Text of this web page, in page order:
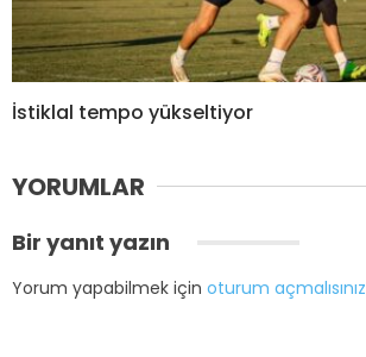
İstiklal tempo yükseltiyor
YORUMLAR
Bir yanıt yazın
Yorum yapabilmek için oturum açmalısınız